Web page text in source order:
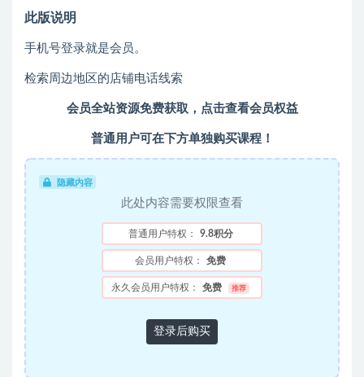
此版说明
手机号登录就是会员。
检索周边地区的店铺电话线索
会员全站资源免费获取，点击查看会员权益
普通用户可在下方单独购买课程！
隐藏内容
此处内容需要权限查看
普通用户特权： 9.8积分
会员用户特权： 免费
永久会员用户特权： 免费 推荐
登录后购买